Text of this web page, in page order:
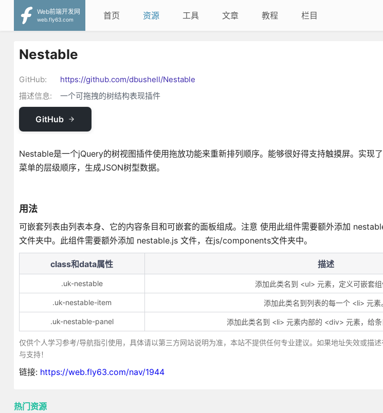
Web前端开发网
web.fly63.com
首页 资源 工具 文章 教程 栏目
Nestable
GitHub:
https://github.com/dbushell/Nestable
描述信息:
一个可拖拽的树结构表现插件
GitHub
Nestable是一个jQuery的树视图插件使用拖放功能来重新排列顺序。能够很好得支持触摸屏。实现
菜单的层级顺序，生成JSON树型数据。
用法
可嵌套列表由列表本身、它的内容条目和可嵌套的面板组成。注意 使用此组件需要额外添加
文件夹中。此组件需要额外添加 nestable.js 文件，在js/components文件夹中。
class和data属性 描述
.uk-nestable 添加此类名到 <ul> 元素，定义可嵌套组
.uk-nestable-item 添加此类名到列表的每一个 <li> 元素
.uk-nestable-panel 添加此类名到 <li> 元素内部的 <div> 元素，给条
仅供个人学习参考/导航指引使用，具体请以第三方网站说明为准，本站不提供任何专业建议。如果地址失效或描
与支持！
链接: https://web.fly63.com/nav/1944
热门资源